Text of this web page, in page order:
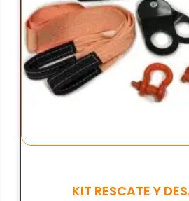
KIT RESCATE Y